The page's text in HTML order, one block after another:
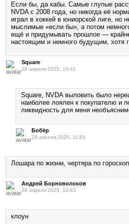
Если бы, да кабы. Самые глупые
NVDA с 2008 года, но никогда её
играл в хоккей в юниорской лиге, но
мыслимые «если бы», а потом
ещё и придумывать прошлое —
настоящим и немного будущим, хотя
Square
28 апреля 2025, 10:41
Square, NVDA выловить было
наиболее лоялен к покупателю и
ликвидность для меня
Бобёр
28 апреля 2025, 11:54
Лошара по жизни, чертяра по
Андрей Борноволоков
28 апреля 2025, 10:43
клоун